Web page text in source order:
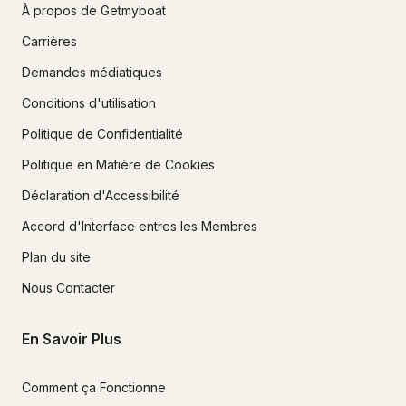
- animaux
de compagnie autorisés
À propos de Getmyboat
Carrières
Demandes médiatiques
Conditions d'utilisation
Politique de Confidentialité
Politique en Matière de Cookies
Déclaration d'Accessibilité
Accord d'Interface entres les Membres
Plan du site
Nous Contacter
En Savoir Plus
Comment ça Fonctionne